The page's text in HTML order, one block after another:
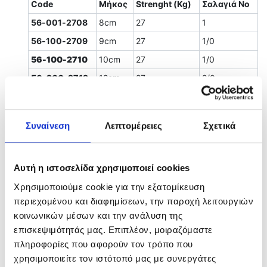
Συναίνεση Λεπτομέρειες Σχετικά
Αυτή η ιστοσελίδα χρησιμοποιεί cookies
Χρησιμοποιούμε cookie για την εξατομίκευση
περιεχομένου και διαφημίσεων, την παροχή λειτουργιών
κοινωνικών μέσων και την ανάλυση της
επισκεψιμότητάς μας. Επιπλέον, μοιραζόμαστε
πληροφορίες που αφορούν τον τρόπο που
χρησιμοποιείτε τον ιστότοπό μας με συνεργάτες
Code Μήκος Strenght (Kg)
Σαλαγιά Νο
56-001-2708
8cm 27
1
56-100-2709
9cm 27
1/0
56-100-2710
10cm 27
1/0
56-200-2712
12cm 27
2/0
3/0
Related products